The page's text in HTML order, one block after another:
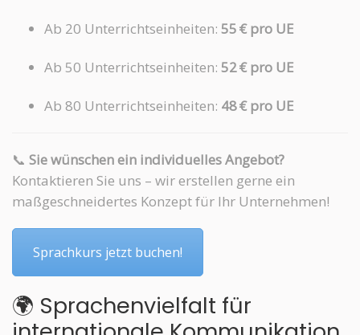
Ab 20 Unterrichtseinheiten: 55 € pro UE
Ab 50 Unterrichtseinheiten: 52 € pro UE
Ab 80 Unterrichtseinheiten: 48 € pro UE
📞 Sie wünschen ein individuelles Angebot?
Kontaktieren Sie uns – wir erstellen gerne ein
maßgeschneidertes Konzept für Ihr Unternehmen!
Sprachkurs jetzt buchen!
🌍 Sprachenvielfalt für